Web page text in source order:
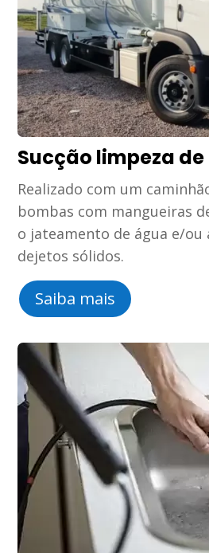
Sucção limpeza
Realizado com um
bombas com mangueiras
o jateamento de água e/ou
dejetos sólidos.
Saiba mais